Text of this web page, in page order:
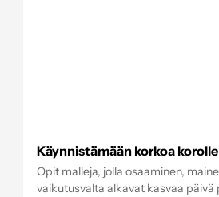
Käynnistämään korkoa
Opit malleja, jolla osaaminen,
vaikutusvalta alkavat kasvaa päivä